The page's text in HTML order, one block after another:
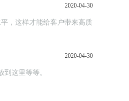
2020-04-30
，这样才能给客户带来高质
2020-04-30
这里等等。